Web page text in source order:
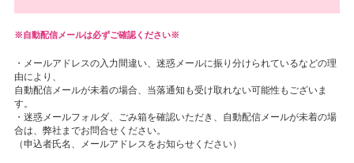
自動配信メールは必ずご確認ください※
・メールアドレスの入力間違い、迷惑メールに振り分けられているなどの理
由により、
自動配信メールが未着の場合、当落通知も受け取れない可能性もございま
す。
・迷惑メールフォルダ、ごみ箱を確認いただき、自動配信メールが未着の場
合は、弊社までお問合せください。
（申込者氏名、メールアドレスをお知らせください）